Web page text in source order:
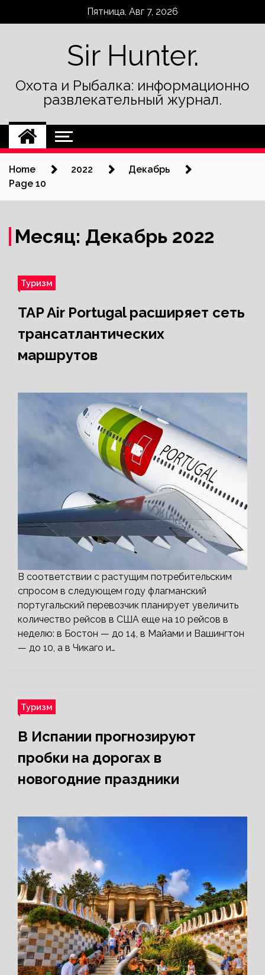
Пятница, Авг 7, 2026
Sir Hunter.
Охота и Рыбалка: информационно
развлекательный журнал.
Home 2022
Декабрь
Page 10
Месяц: Декабрь 2022
Туризм
TAP Air Portugal расширяет сеть
трансатлантических
маршрутов
В соответствии с растущим потребительским
спросом в следующем году флагманский
португальский перевозчик планирует увеличить
количество рейсов в США еще на 10 рейсов в
неделю: в Бостон — до 14, в Майами и Вашингтон
— до 10, а в Чикаго и…
Туризм
В Испании прогнозируют
пробки на дорогах в
новогодние праздники